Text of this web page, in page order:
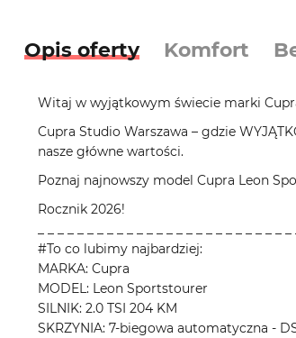
Opis oferty Komfort
Witaj w wyjątkowym świecie marki
Cupra Studio Warszawa – gdzie
nasze główne wartości.
Poznaj najnowszy model Cupra Leon
Rocznik 2026!
#To co lubimy najbardziej:
MARKA: Cupra
MODEL: Leon Sportstourer
SILNIK: 2.0 TSI 204 KM
SKRZYNIA: 7-biegowa automatyczna -